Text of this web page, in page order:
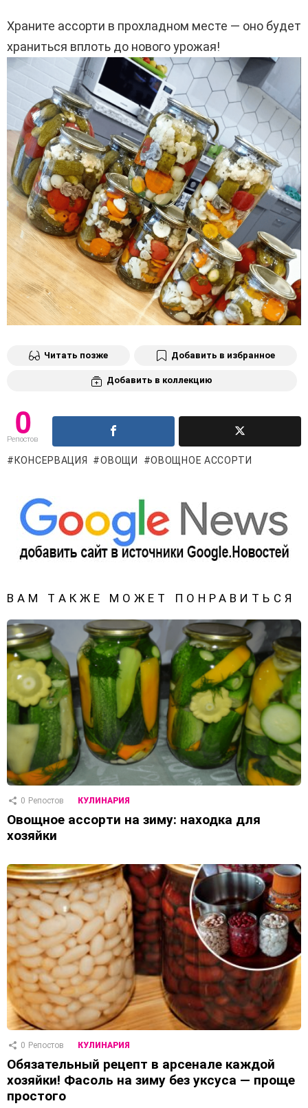
Храните ассорти в прохладном месте — оно будет
храниться вплоть до нового урожая!
Читать позже Добавить в избранное
Добавить в коллекцию
0
Репостов
КОНСЕРВАЦИЯ ОВОЩИ ОВОЩНОЕ АССОРТИ
ВАМ ТАКЖЕ МОЖЕТ ПОНРАВИТЬСЯ
0 Репостов КУЛИНАРИЯ
Овощное ассорти на зиму: находка для
хозяйки
0 Репостов КУЛИНАРИЯ
Обязательный рецепт в арсенале каждой
хозяйки! Фасоль на зиму без уксуса — проще
простого